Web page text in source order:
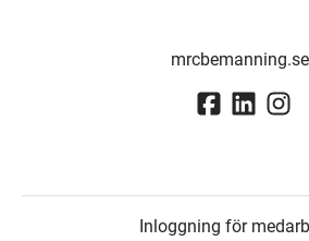
Inloggning för